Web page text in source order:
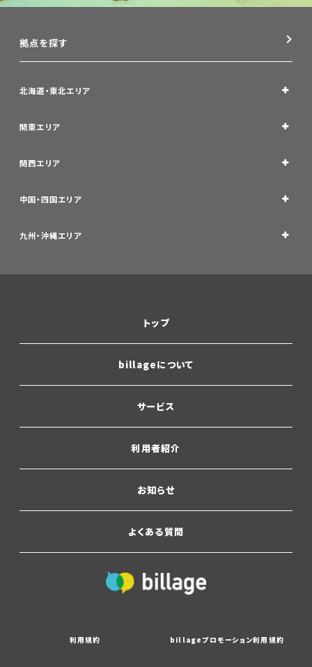
拠点を探す
北海道・東北エリア
関東エリア
関西エリア
中国・四国エリア
九州・沖縄エリア
トップ
billageについて
サービス
利用者紹介
お知らせ
よくある質問
利用規約 billageプロモーション利用規約